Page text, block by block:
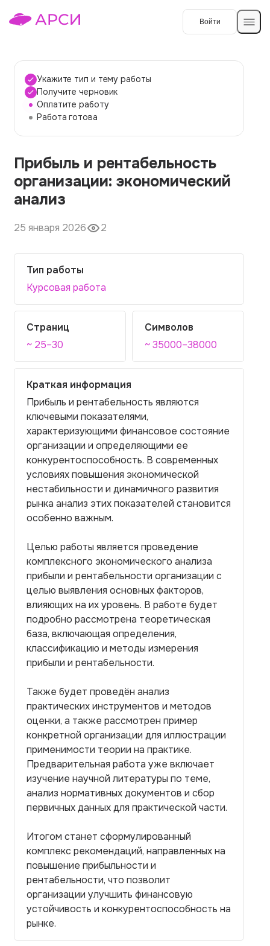
Войти
Темы работ
О сервисе
О компании
Наши гарантии
Вопросы и ответы
Контакты
Укажите тип и тему работы
Получите черновик
Оплатите работу
Работа готова
Прибыль и рентабельность
организации: экономический
анализ
25 января 2026 2
Тип работы
Курсовая работа
Страниц
~ 25–30
Символов
~ 35000–38000
Краткая информация
Прибыль и рентабельность являются
ключевыми показателями,
характеризующими финансовое состояние
организации и определяющими ее
конкурентоспособность. В современных
условиях повышения экономической
нестабильности и динамичного развития
рынка анализ этих показателей становится
особенно важным.
Целью работы является проведение
комплексного экономического анализа
прибыли и рентабельности организации с
целью выявления основных факторов,
влияющих на их уровень. В работе будет
подробно рассмотрена теоретическая
база, включающая определения,
классификацию и методы измерения
прибыли и рентабельности.
Также будет проведён анализ
практических инструментов и методов
оценки, а также рассмотрен пример
конкретной организации для иллюстрации
применимости теории на практике.
Предварительная работа уже включает
изучение научной литературы по теме,
анализ нормативных документов и сбор
первичных данных для практической части.
Итогом станет сформулированный
комплекс рекомендаций, направленных на
повышение прибыльности и
рентабельности, что позволит
организации улучшить финансовую
устойчивость и конкурентоспособность на
рынке.